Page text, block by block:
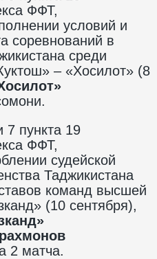
ФФТ,
условий и
соревнований в
среди
– «Хосилот» (8
7 пункта 19
ФФТ,
судейской
Таджикистана
команд высшей
(10 сентября),
2 матча.